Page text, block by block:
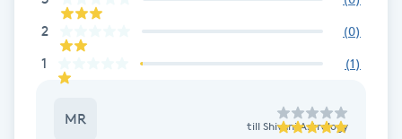
Face framing
Faceliftmassage
2 (0)
1 (1)
MR till Shivani Astrology